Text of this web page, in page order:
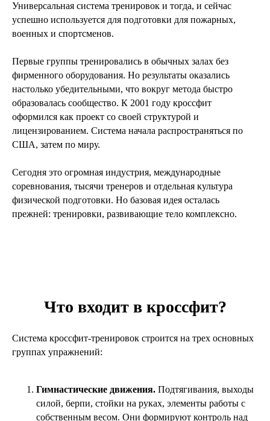
Универсальная система тренировок и тогда, и сейчас
успешно используется для подготовки для пожарных,
военных и спортсменов.
Первые группы тренировались в обычных залах без
фирменного оборудования. Но результаты оказались
настолько убедительными, что вокруг метода быстро
образовалась сообщество. К 2001 году кроссфит
оформился как проект со своей структурой и
лицензированием. Система начала распространяться по
США, затем по миру.
Сегодня это огромная индустрия, международные
соревнования, тысячи тренеров и отдельная культура
физической подготовки. Но базовая идея осталась
прежней: тренировки, развивающие тело комплексно.
Что входит в кроссфит?
Система кроссфит-тренировок строится на трех основных
группах упражнений:
Гимнастические движения. Подтягивания, выходы
силой, берпи, стойки на руках, элементы работы с
собственным весом. Они формируют контроль над